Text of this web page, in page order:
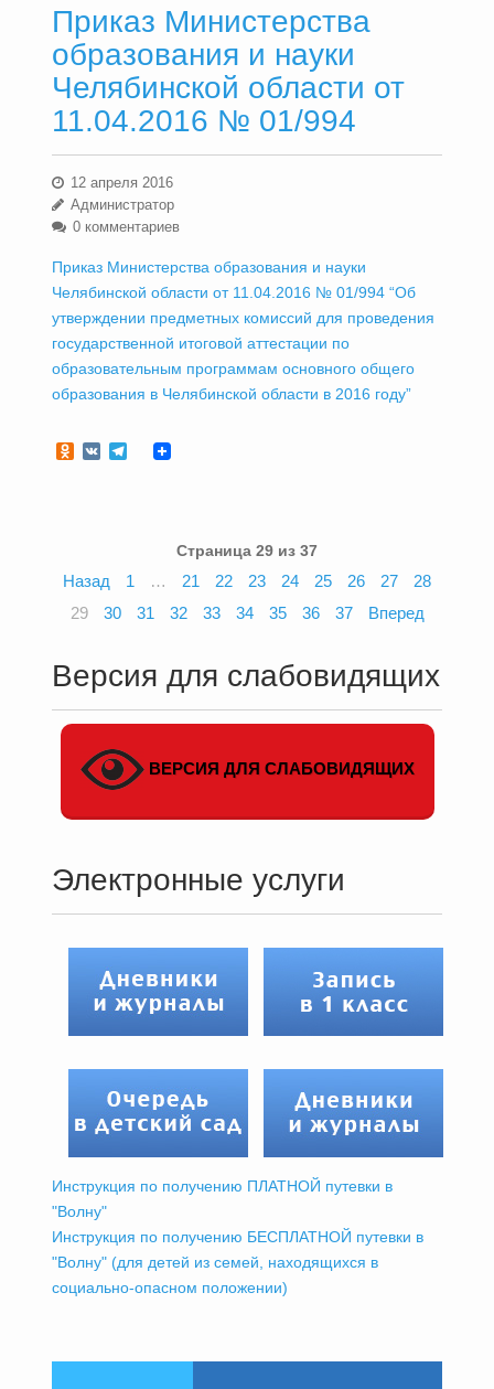
Приказ Министерства
образования и науки
Челябинской области от
11.04.2016 № 01/994
12 апреля 2016
Администратор
0 комментариев
Приказ Министерства образования и науки
Челябинской области от 11.04.2016 № 01/994 “Об
утверждении предметных комиссий для проведения
государственной итоговой аттестации по
образовательным программам основного общего
образования в Челябинской области в 2016 году”
Odnoklassniki
VKTelegram
Страница 29 из 37
Назад 1 … 21 22 23 24 25 26 27
28
29
30 31 32 33 34 35 36 37 Вперед
Версия для слабовидящих
ВЕРСИЯ ДЛЯ СЛАБОВИДЯЩИХ
Электронные услуги
Инструкция по получению ПЛАТНОЙ путевки в
"Волну"
Инструкция по получению БЕСПЛАТНОЙ путевки в
"Волну" (для детей из семей, находящихся в
социально-опасном положении)